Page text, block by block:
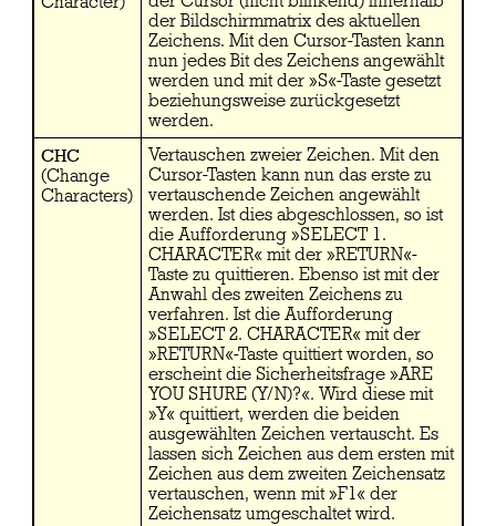
der Bildschirmmatrix des aktuellen
Zeichens. Mit den Cursor-Tasten kann
nun jedes Bit des Zeichens angewählt
werden und mit der »S«-Taste gesetzt
beziehungsweise zurückgesetzt
werden.
CHC
(Change
Characters)
Vertauschen zweier Zeichen. Mit den
Cursor-Tasten kann nun das erste zu
vertauschende Zeichen angewählt
werden. Ist dies abgeschlossen, so ist
die Aufforderung »SELECT 1.
CHARACTER« mit der »RETURN«-
Taste zu quittieren. Ebenso ist mit der
Anwahl des zweiten Zeichens zu
verfahren. Ist die Aufforderung
»SELECT 2. CHARACTER« mit der
»RETURN«-Taste quittiert worden, so
erscheint die Sicherheitsfrage »ARE
YOU SHURE (Y/N)?«. Wird diese mit
»Y« quittiert, werden die beiden
ausgewählten Zeichen vertauscht. Es
lassen sich Zeichen aus dem ersten mit
Zeichen aus dem zweiten Zeichensatz
vertauschen, wenn mit »F1« der
Zeichensatz umgeschaltet wird.